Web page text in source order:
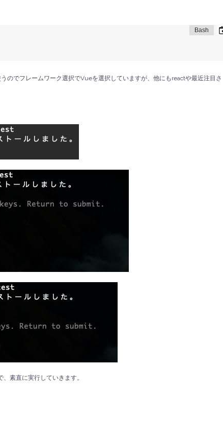
のでフレームワーク選択でVueを選択していますが、他にもreactや最近注目さ
素直に実行していきます。